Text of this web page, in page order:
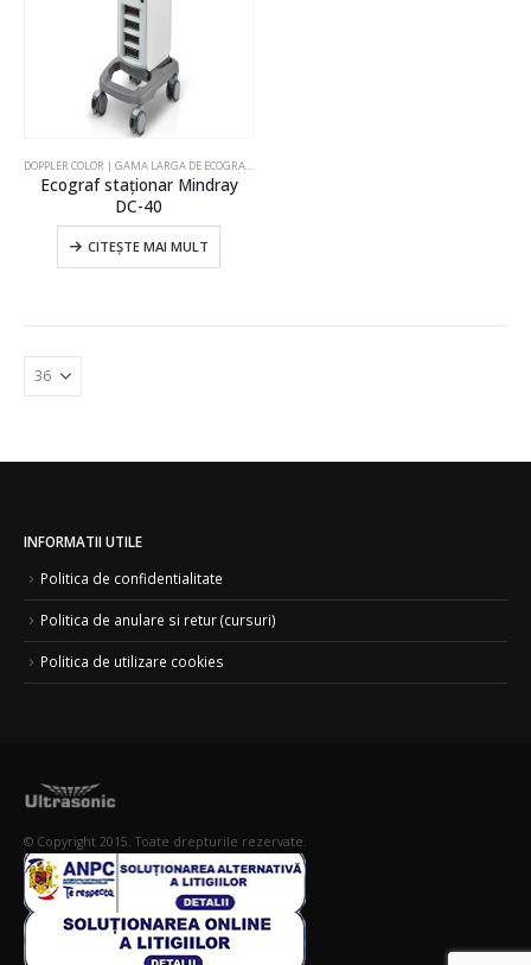
DOPPLER COLOR | GAMA LARGA DE ECOGRAFE
Ecograf staţionar Mindray
DC-40
CITEȘTE MAI MULT
INFORMATII UTILE
Politica de confidentialitate
Politica de anulare si retur (cursuri)
Politica de utilizare cookies
© Copyright 2015. Toate drepturile rezervate.